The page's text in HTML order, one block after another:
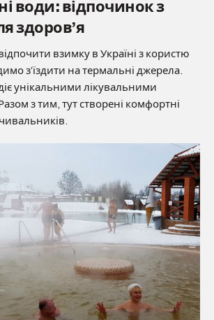
води: відпочинок з
здоров’я
взимку в Україні з користю
з’їздити на термальні джерела.
унікальними лікувальними
з тим, тут створені комфортні